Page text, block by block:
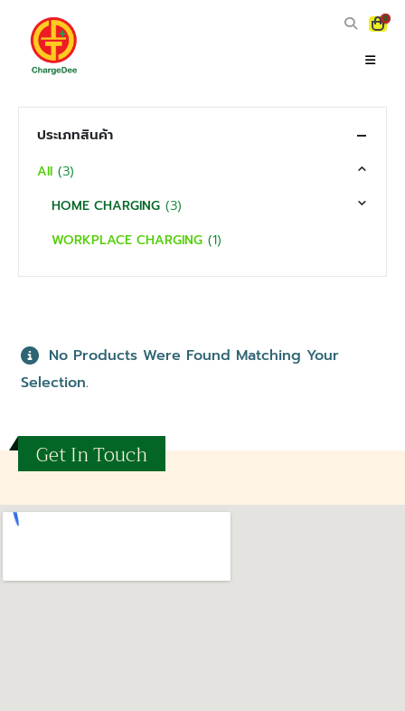
0
No Products Were Found Matching Your
Selection.
ประเภทสินค้า
All (3)
HOME CHARGING (3)
WORKPLACE CHARGING (1)
Get In Touch